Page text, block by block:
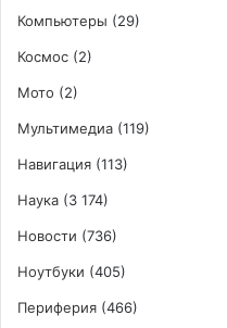
Компьютеры (29)
Космос (2)
Мото (2)
Мультимедиа (119)
Навигация (113)
Наука (3 174)
Новости (736)
Ноутбуки (405)
Периферия (466)